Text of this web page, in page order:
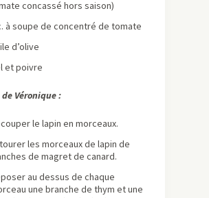
concassé hors saison)
à soupe de concentré de tomate
d’olive
et poivre
Véronique :
le lapin en morceaux.
les morceaux de lapin de
de magret de canard.
au dessus de chaque
une branche de thym et une